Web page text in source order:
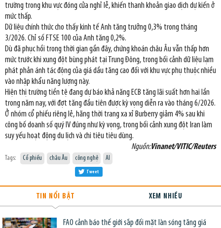
trường trong khu vực đóng cửa nghỉ lễ, khiến thanh khoản giao dịch dự kiến ở
mức thấp.
Dữ liệu chính thức cho thấy kinh tế Anh tăng trưởng 0,3% trong tháng
3/2026. Chỉ số FTSE 100 của Anh tăng 0,2%.
Dù đã phục hồi trong thời gian gần đây, chứng khoán châu Âu vẫn thấp hơn
mức trước khi xung đột bùng phát tại Trung Đông, trong bối cảnh dữ liệu lạm
phát phản ánh tác động của giá dầu tăng cao đối với khu vực phụ thuộc nhiều
vào nhập khẩu năng lượng này.
Hiện thị trường tiền tệ đang dự báo khả năng ECB tăng lãi suất hơn hai lần
trong năm nay, với đợt tăng đầu tiên được kỳ vọng diễn ra vào tháng 6/2026.
Ở nhóm cổ phiếu riêng lẻ, hãng thời trang xa xỉ Burberry giảm 4% sau khi
công bố doanh số quý IV đúng như kỳ vọng, trong bối cảnh xung đột Iran làm
suy yếu hoạt động du lịch và chi tiêu tiêu dùng.
Nguồn:Vinanet/VITIC/Reuters
Tags: Cổ phiếu châu Âu công nghệ AI
Tweet
TIN NỔI BẬT XEM NHIỀU
FAO cảnh báo thế giới sắp đối mặt làn sóng tăng giá